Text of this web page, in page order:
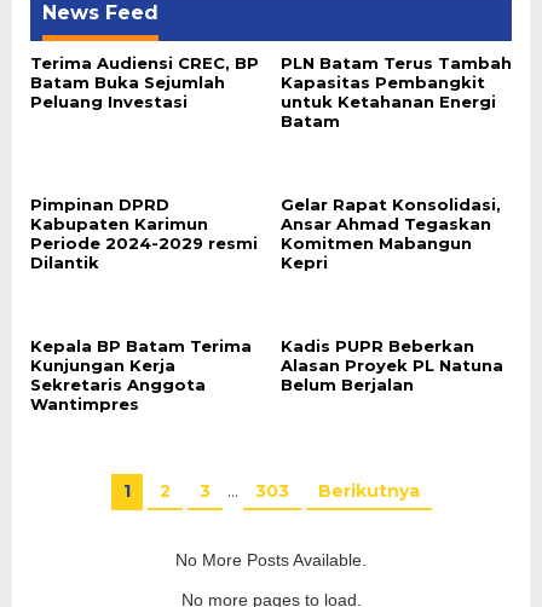
News Feed
Terima Audiensi CREC, BP
Batam Buka Sejumlah
Peluang Investasi
PLN Batam Terus Tambah
Kapasitas Pembangkit
untuk Ketahanan Energi
Batam
Pimpinan DPRD
Kabupaten Karimun
Periode 2024-2029 resmi
Dilantik
Gelar Rapat Konsolidasi,
Ansar Ahmad Tegaskan
Komitmen Mabangun
Kepri
Kepala BP Batam Terima
Kunjungan Kerja
Sekretaris Anggota
Wantimpres
Kadis PUPR Beberkan
Alasan Proyek PL Natuna
Belum Berjalan
1 2 3 … 303 Berikutnya
No More Posts Available.
No more pages to load.